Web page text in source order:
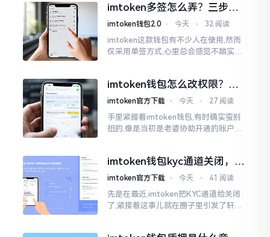
imtoken多签怎么弄？三步搞
定，资产更安全
imtoken钱包2.0 ⋅ 今天 ⋅ 32 阅读
imtoken这款钱包有不少人在使用,然而
仅采用单签方式,心里总会感觉不踏实。
上就是给资产增添一道保障
imtoken钱包怎么改权限？老
用户手把手教你换主人
imtoken官方下载 ⋅ 今天 ⋅ 27 阅读
手里紧握着imtoken钱包,有时确实蛮别
扭的,像是当初是老婆协助开通的账户呢,
imtoken钱包kyc通道关闭，你
的资产咋办？
imtoken官方下载 ⋅ 今天 ⋅ 41 阅读
先是在最近,imtoken把KYC通道给关闭
了,紧接着这事儿就在圈子里引发了轩然